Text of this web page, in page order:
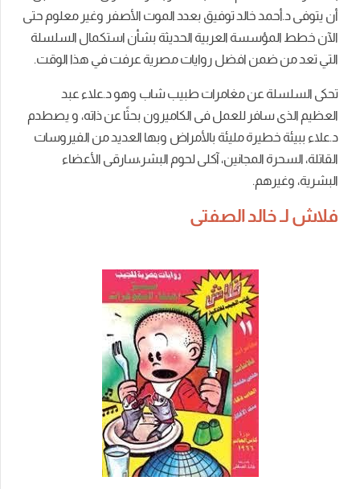
أن يتوفى د.أحمد خالد توفيق بعدد الموت الأصفر وغير معلوم حتى
الآن خطط المؤسسة العربية الحديثة بشأن استكمال السلسلة
التي تعد من ضمن افضل روايات مصرية عرفت في هذا الوقت.
تحكى السلسلة عن مغامرات طبيب شاب وهو د.علاء عبد
العظيم الذى سافر للعمل فى الكاميرون بحثًا عن ذاته، و يصطدم
د.علاء ببيئة خطيرة مليئة بالأمراض وبها العديد من الفيروسات
القاتلة، السحرة المجانين، آكلى لحوم البشر،سارقى الأعضاء
البشرية، وغيرهم.
فلاش لـ خالد الصفتى